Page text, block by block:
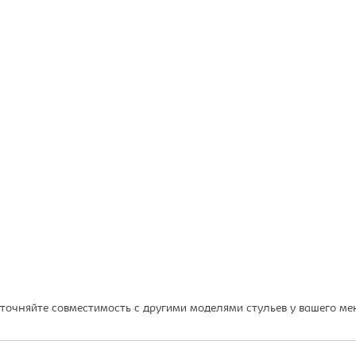
совместимость с другими моделями стульев у вашего